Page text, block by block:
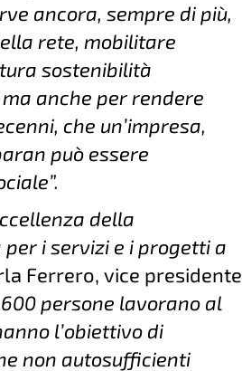
ancora, sempre di più,
rete, mobilitare
sostenibilità
anche per rendere
che un’impresa,
può essere
della
i servizi e i progetti a
Ferrero, vice presidente
persone lavorano al
l’obiettivo di
non autosufficienti